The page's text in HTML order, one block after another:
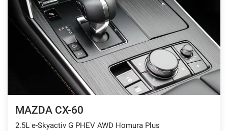
MAZDA CX-60
2.5L e-Skyactiv G PHEV AWD Homura Plus